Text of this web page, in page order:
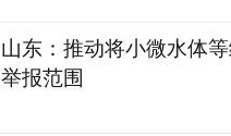
山东：推动将小微水体
举报范围